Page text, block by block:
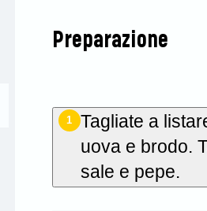
Preparazione
1
Tagliate a
uova e brodo.
sale e pepe.